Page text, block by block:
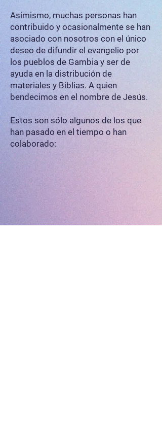
Asimismo, muchas personas han
contribuido y ocasionalmente se han
asociado con nosotros con el único
deseo de difundir el evangelio por
los pueblos de Gambia y ser de
ayuda en la distribución de
materiales y Biblias. A quien
bendecimos en el nombre de Jesús.
Estos son sólo algunos de los que
han pasado en el tiempo o han
colaborado: